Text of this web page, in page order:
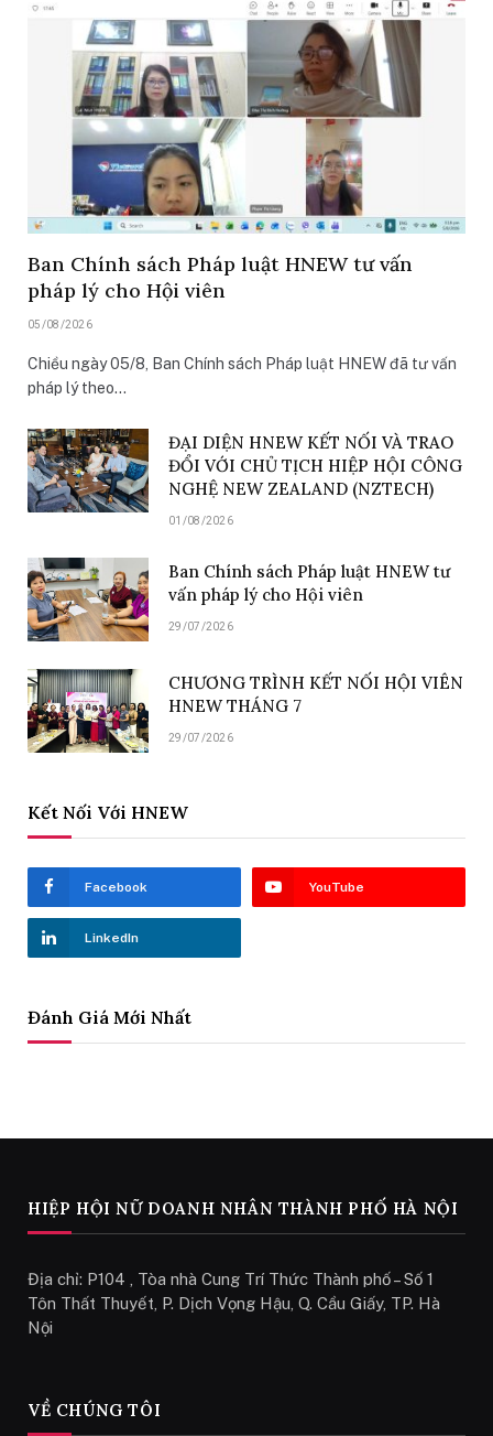
Ban Chính sách Pháp luật HNEW tư vấn
pháp lý cho Hội viên
05/08/2026
Chiều ngày 05/8, Ban Chính sách Pháp luật HNEW đã tư vấn
pháp lý theo…
ĐẠI DIỆN HNEW KẾT NỐI VÀ TRAO
ĐỔI VỚI CHỦ TỊCH HIỆP HỘI CÔNG
NGHỆ NEW ZEALAND (NZTECH)
01/08/2026
Ban Chính sách Pháp luật HNEW tư
vấn pháp lý cho Hội viên
29/07/2026
CHƯƠNG TRÌNH KẾT NỐI HỘI VIÊN
HNEW THÁNG 7
29/07/2026
Kết Nối Với HNEW
Facebook YouTube
LinkedIn
Đánh Giá Mới Nhất
HIỆP HỘI NỮ DOANH NHÂN THÀNH PHỐ HÀ NỘI
Địa chỉ: P104 , Tòa nhà Cung Trí Thức Thành phố – Số 1
Tôn Thất Thuyết, P. Dịch Vọng Hậu, Q. Cầu Giấy, TP. Hà
Nội
VỀ CHÚNG TÔI